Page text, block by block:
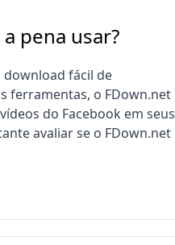
pena usar?
fácil de
ferramentas, o FDown.net
do Facebook em seus
avaliar se o FDown.net